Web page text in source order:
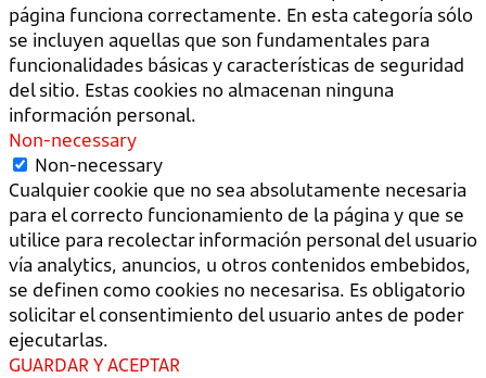
página funciona correctamente. En esta categoría sólo
se incluyen aquellas que son fundamentales para
funcionalidades básicas y características de seguridad
del sitio. Estas cookies no almacenan ninguna
información personal.
Non-necessary
Non-necessary
Cualquier cookie que no sea absolutamente necesaria
para el correcto funcionamiento de la página y que se
utilice para recolectar información personal del usuario
vía analytics, anuncios, u otros contenidos embebidos,
se definen como cookies no necesarisa. Es obligatorio
solicitar el consentimiento del usuario antes de poder
ejecutarlas.
GUARDAR Y ACEPTAR